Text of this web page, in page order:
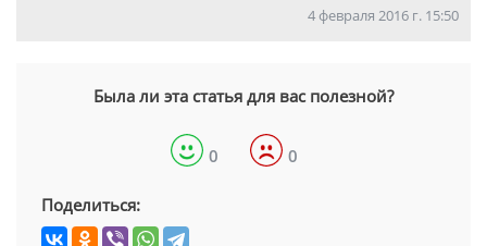
4 февраля 2016 г. 15:50
Была ли эта статья для вас полезной?
0 0
Поделиться: